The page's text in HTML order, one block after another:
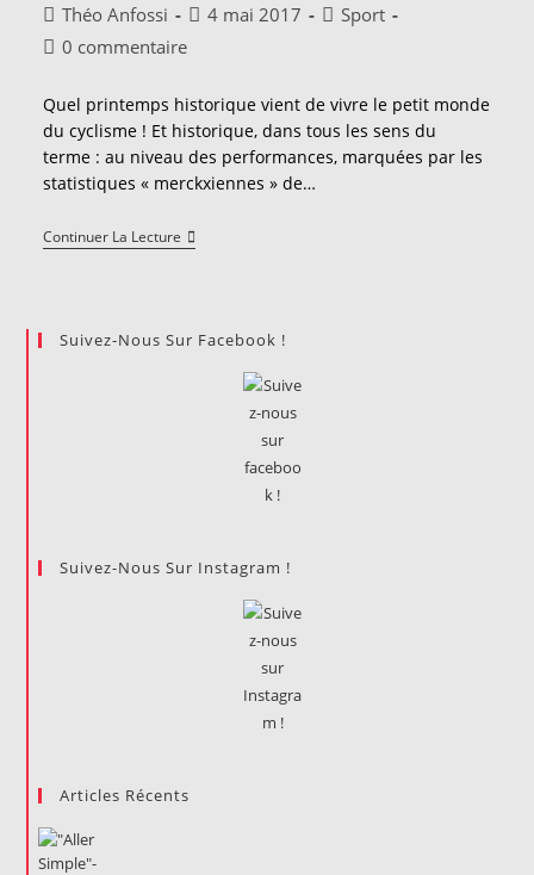
Auteur/autrice
de
Théo Anfossi
Publication
4 mai 2017
PostSport
Commentaires
la
publication :
0 commentaire
Quel printemps historique vient de vivre le petit monde
du cyclisme ! Et historique, dans tous les sens du
terme : au niveau des performances, marquées par les
statistiques « merckxiennes » de…
Continuer La LectureEn
Roue
Suivez-Nous Sur Facebook !
Suivez-Nous Sur Instagram !
Articles Récents